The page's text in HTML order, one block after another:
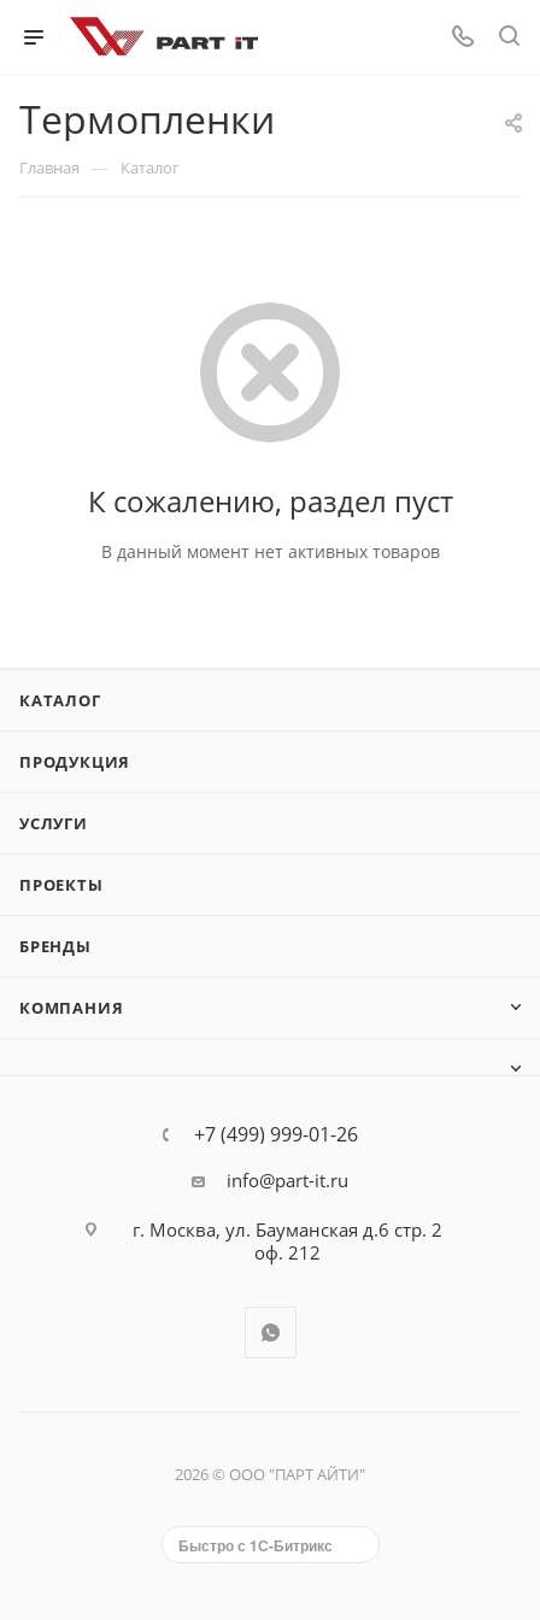
Термопленки
Главная — Каталог
К сожалению, раздел пуст
В данный момент нет активных товаров
КАТАЛОГ
ПРОДУКЦИЯ
УСЛУГИ
ПРОЕКТЫ
БРЕНДЫ
КОМПАНИЯ
+7 (499) 999-01-26
info@part-it.ru
г. Москва, ул. Бауманская д.6 стр. 2
оф. 212
2026 © ООО "ПАРТ АЙТИ"
Быстро с 1С-Битрикс